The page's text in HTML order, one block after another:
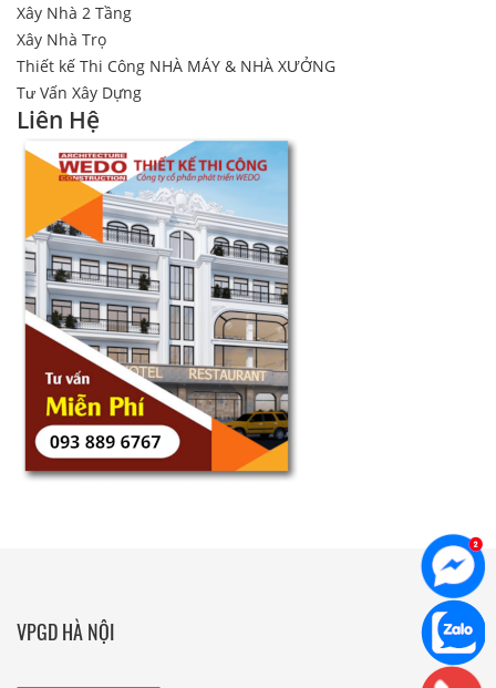
Xây Nhà 2 Tầng
Xây Nhà Trọ
Thiết kế Thi Công NHÀ MÁY & NHÀ XƯỞNG
Tư Vấn Xây Dựng
Liên Hệ
VPGD HÀ NỘI